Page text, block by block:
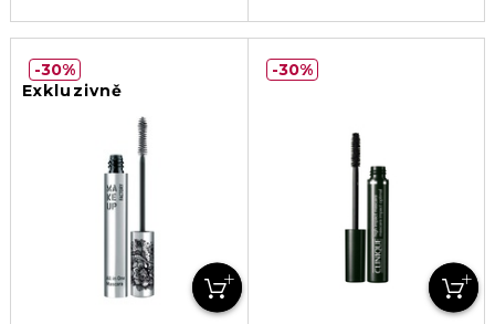
Exkluzivně
30% 30%